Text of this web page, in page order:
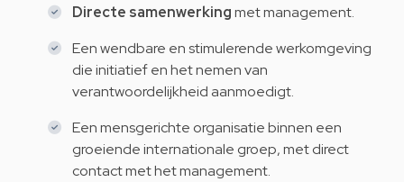
Directe samenwerkingmet management.
Een wendbare en stimulerende werkomgeving
die initiatief en het nemen van
verantwoordelijkheid aanmoedigt.
Een mensgerichte organisatie binnen een
groeiende internationale groep, met direct
contact met het management.